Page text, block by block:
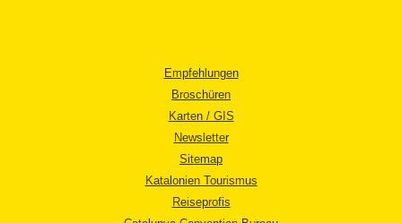
Empfehlungen
Broschüren
Karten / GIS
Newsletter
Sitemap
Katalonien Tourismus
Reiseprofis